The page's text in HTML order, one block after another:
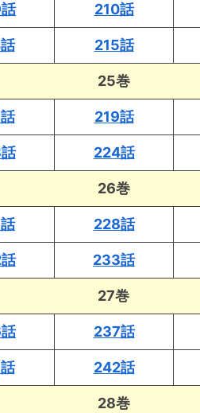
210話
215話
25巻
219話
224話
26巻
228話
233話
27巻
237話
242話
28巻